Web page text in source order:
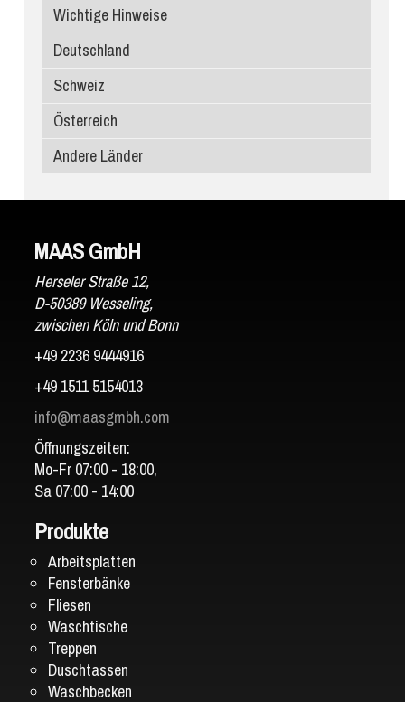
Santa Margherita
Edelstein
Dekton
Ariostea
Porcelanosa
Atlas Plan
SapienStone
Laminam
Wichtige Hinweise
Deutschland
Schweiz
Österreich
Andere Länder
MAAS GmbH
Herseler Straße 12,
D-50389 Wesseling,
zwischen Köln und Bonn
+49 2236 9444916
+49 1511 5154013
info@maasgmbh.com
Öffnungszeiten:
Mo-Fr 07:00 - 18:00,
Sa 07:00 - 14:00
Produkte
Arbeitsplatten
Fensterbänke
Fliesen
Waschtische
Treppen
Duschtassen
Waschbecken